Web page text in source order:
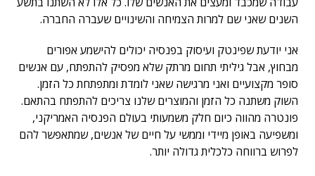
השנים שאני שם למרות הצמיחה והשינויים שעברה החברה.
אני יודעת שפינטק ועיסוק בפנסיה יכולים להישמע אפורים
מבחוץ, אבל גיליתי תחום מרתק שלא מפסיק להתפתח, עם אנשים
סופר מקצועיים ואני מרגישה שאני לומדת ומתפתחת כל הזמן.
השוק משתנה כל הזמן והמוצרים שלנו צריכים להתפתח בהתאם.
פונטרה מהווה כיום חלק משמעותי בעולם הפנסיה האמריקני,
ומשפיעה באופן מיידי וממשי על חיים של אנשים, שמתאפשר להם
לפרוש ברווחה כלכלית גדולה יותר.